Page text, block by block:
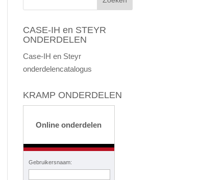
CASE-IH en STEYR
ONDERDELEN
Case-IH en Steyr
onderdelencatalogus
KRAMP ONDERDELEN
Online onderdelen
Gebruikersnaam: